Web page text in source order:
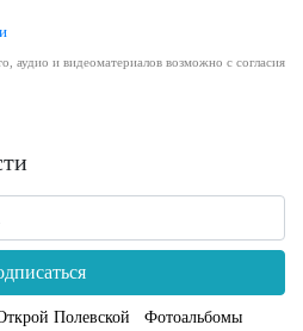
аудио и видеоматериалов возможно с согласия
Полевской Фотоальбомы